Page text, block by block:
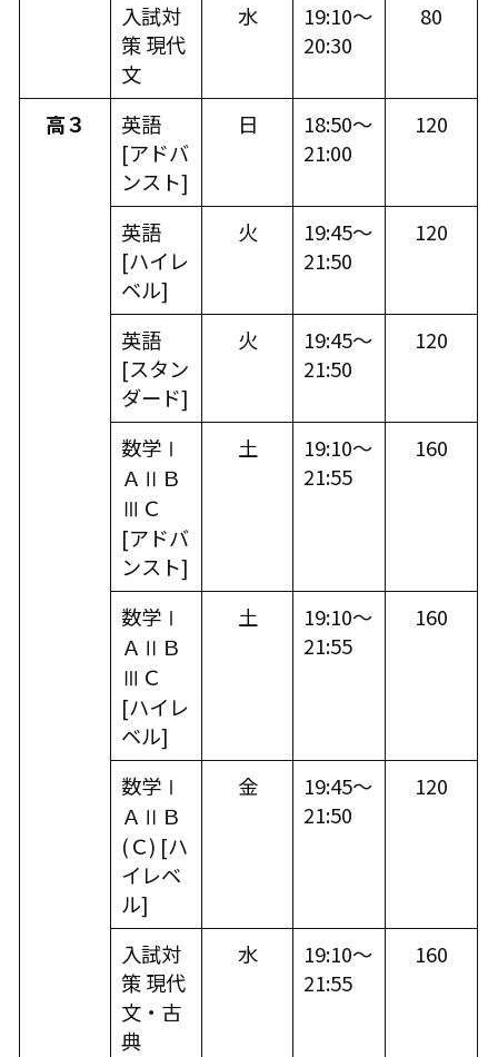
入試対
策 現代
文
水
19:10～
20:30
80
高３
英語
[アドバ
ンスト]
日
18:50～
21:00
120
英語
[ハイレ
ベル]
火
19:45～
21:50
120
英語
[スタン
ダード]
火
19:45～
21:50
120
数学Ⅰ
ＡⅡＢ
ⅢＣ
[アドバ
ンスト]
土
19:10～
21:55
160
数学Ⅰ
ＡⅡＢ
ⅢＣ
[ハイレ
ベル]
土
19:10～
21:55
160
数学Ⅰ
ＡⅡＢ
(Ｃ) [ハ
イレベ
ル]
金
19:45～
21:50
120
入試対
策 現代
文・古
典
水
19:10～
21:55
160